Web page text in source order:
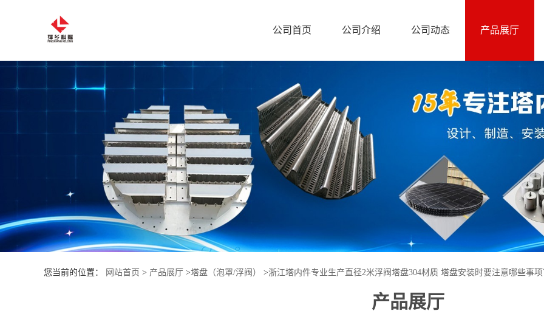
介
公司首页 公司介绍 公司动态 产品展厅
您当前的位置： 网站首页 > 产品展厅 >塔盘（泡罩/浮阀） >浙江塔内件专业生产直径2米浮阀塔盘304材质 塔盘安装时要注意哪些事项
产品展厅